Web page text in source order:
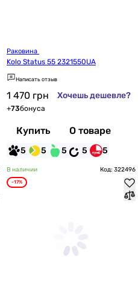
Kolo Status 55 2321550UA
Написать отзыв
1 470 грн Хочешь дешевле?
+73бонуса
Купить О товаре
5 5 5 5 5
В наличии Код: 322496
-17%